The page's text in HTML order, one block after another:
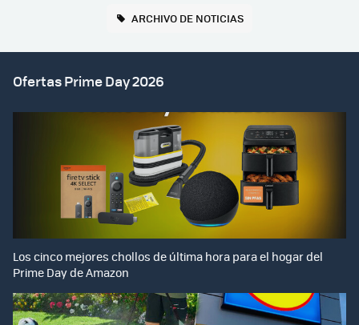
ARCHIVO DE NOTICIAS
Ofertas Prime Day 2026
Los cinco mejores chollos de última hora para el hogar del
Prime Day de Amazon